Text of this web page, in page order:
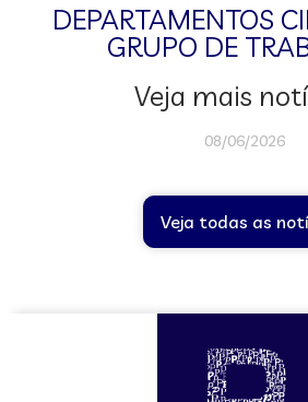
DEPARTAMENTOS
GRUPO DE
Veja mais
08/06/2026
Veja todas as